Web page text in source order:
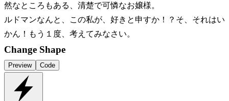
然なところもある、清楚で可憐なお嬢様。
ルドマンなんと、この私が、好きと申すか！？そ、それはい
かん！もう１度、考えてみなさい。
Change Shape
Preview Code